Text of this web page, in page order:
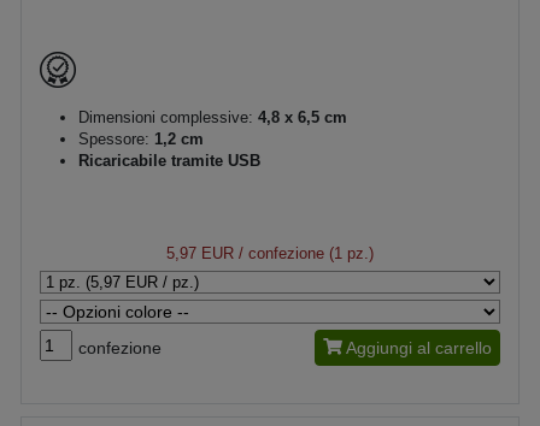
Dimensioni complessive: 4,8 x 6,5 cm
Spessore: 1,2 cm
Ricaricabile tramite USB
5,97 EUR / confezione (1 pz.)
confezione Aggiungi al carrello